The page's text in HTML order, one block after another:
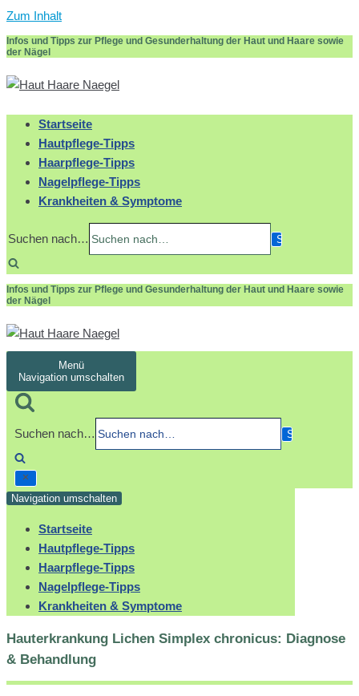
Zum Inhalt
Infos und Tipps zur Pflege und Gesunderhaltung der Haut und Haare sowie
der Nägel
Startseite
Hautpflege-Tipps
Haarpflege-Tipps
Nagelpflege-Tipps
Krankheiten & Symptome
Suchen nach…
Infos und Tipps zur Pflege und Gesunderhaltung der Haut und Haare sowie
der Nägel
Menü
Navigation umschalten
Suchen nach…
Navigation umschalten
Startseite
Hautpflege-Tipps
Haarpflege-Tipps
Nagelpflege-Tipps
Krankheiten & Symptome
Hauterkrankung Lichen Simplex chronicus: Diagnose
& Behandlung